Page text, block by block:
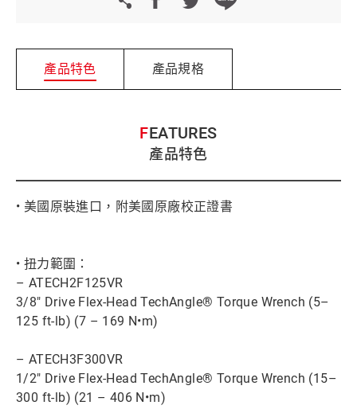
產品特色 產品規格
FEATURES
產品特色
• 美國原裝進口，附美國原廠校正證書
• 扭力範圍：
– ATECH2F125VR
3/8" Drive Flex-Head TechAngle® Torque Wrench (5–
125 ft-lb) (7 – 169 N•m)
– ATECH3F300VR
1/2" Drive Flex-Head TechAngle® Torque Wrench (15–
300 ft-lb) (21 – 406 N•m)